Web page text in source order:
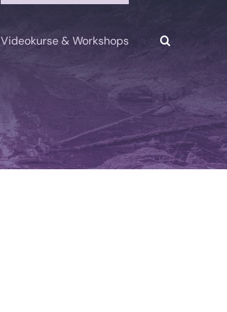
Videokurse & Workshops